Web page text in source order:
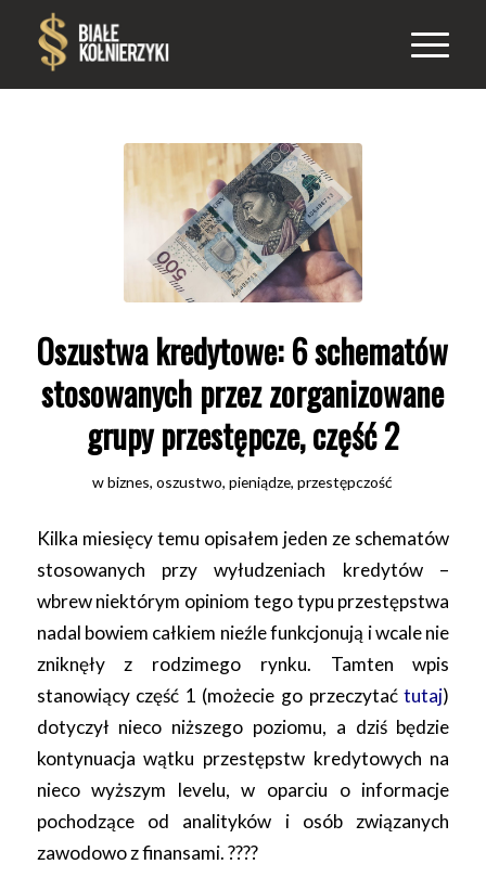
Oszustwa kredytowe: 6 schematów
stosowanych przez zorganizowane
grupy przestępcze, część 2
wbiznes,oszustwo,pieniądze,przestępczość
Kilka miesięcy temu opisałem jeden ze schematów
stosowanych przy wyłudzeniach kredytów –
wbrew niektórym opiniom tego typu przestępstwa
nadal bowiem całkiem nieźle funkcjonują i wcale nie
zniknęły z rodzimego rynku. Tamten wpis
stanowiący część 1 (możecie go przeczytaćtutaj)
dotyczył nieco niższego poziomu, a dziś będzie
kontynuacja wątku przestępstw kredytowych na
nieco wyższym levelu, w oparciu o informacje
pochodzące od analityków i osób związanych
zawodowo z finansami.????